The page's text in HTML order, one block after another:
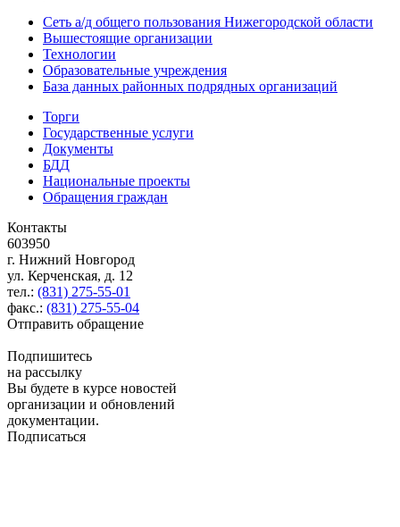
Сеть а/д общего пользования Нижегородской области
Вышестоящие организации
Технологии
Образовательные учреждения
База данных районных подрядных организаций
Торги
Государственные услуги
Документы
БДД
Национальные проекты
Обращения граждан
Контакты
603950
г. Нижний Новгород
ул. Керченская, д. 12
тел.: (831) 275-55-01
факс.: (831) 275-55-04
Отправить обращение
Подпишитесь
на рассылку
Вы будете в курсе новостей
организации и обновлений
документации.
Подписаться